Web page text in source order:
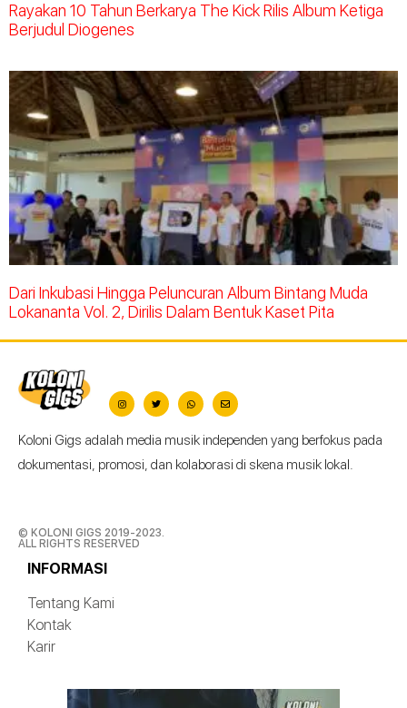
Rayakan 10 Tahun Berkarya The Kick Rilis Album Ketiga
Berjudul Diogenes
Dari Inkubasi Hingga Peluncuran Album Bintang Muda
Lokananta Vol. 2, Dirilis Dalam Bentuk Kaset Pita
Koloni Gigs adalah media musik independen yang berfokus pada
dokumentasi, promosi, dan kolaborasi di skena musik lokal.
© KOLONI GIGS 2019-2023.
ALL RIGHTS RESERVED
INFORMASI
Tentang Kami
Kontak
Karir